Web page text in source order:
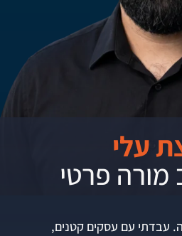
עלי
מורה פרטי
עבדתי עם עסקים קטנים,